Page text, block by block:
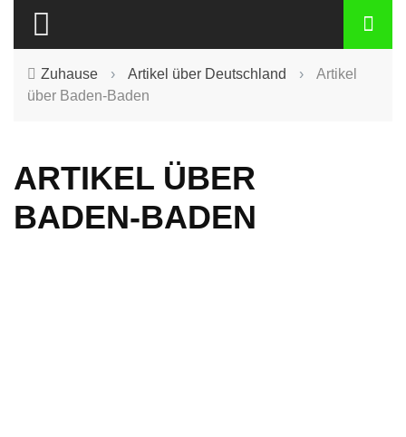
Zuhause › Artikel über Deutschland ›
Artikel
über Baden-Baden
ARTIKEL ÜBER
BADEN-BADEN